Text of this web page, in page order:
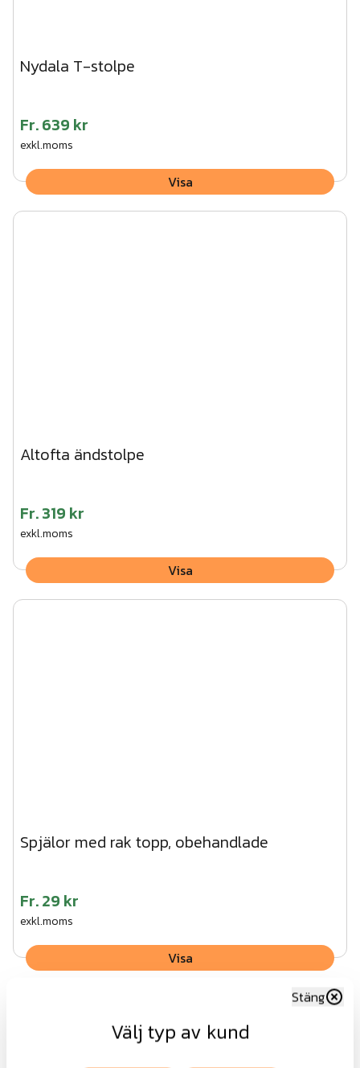
Nydala T-stolpe
Fr.639 kr
exkl.moms
Visa
Altofta ändstolpe
Fr.319 kr
exkl.moms
Visa
Spjälor med rak topp, obehandlade
Fr.29 kr
exkl.moms
Visa
Välj typ av kund
Stäng